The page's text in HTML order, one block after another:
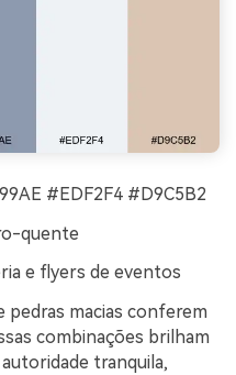
#EDF2F4 #D9C5B2
quente
e flyers de eventos
pedras macias conferem
combinações brilham
tranquila,